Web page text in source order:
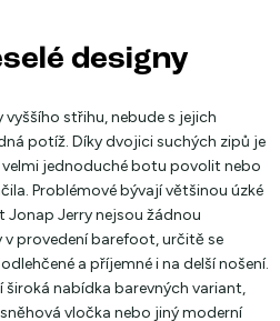
designy
střihu, nebude s jejich
potíž. Díky dvojici suchých zipů je
jednoduché botu povolit nebo
Problémové bývají většinou úzké
Jerry nejsou žádnou
provedení barefoot, určitě se
a příjemné i na delší nošení.
nabídka barevných variant,
vločka nebo jiný moderní